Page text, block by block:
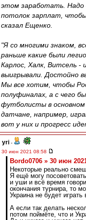
этом заработать.
потолок зарплат,
сказал Ещенко.
"Я со многими знаком,
раньше какие были
Карлос, Халк, Витсель -
выигрывали. Достойно
Мы все хотим, чтобы
полуфиналах, а с чего
футболисты в основном
датчане, например,
вот у них и прогресс
yri -
30 июн 2021 08:58
Bordo0706 » 30 июн
Некоторые реально
Я ещё могу
и уши и всё время
окончания турнира, то
Украина не будет
А если так делать
потом поймёте, что и